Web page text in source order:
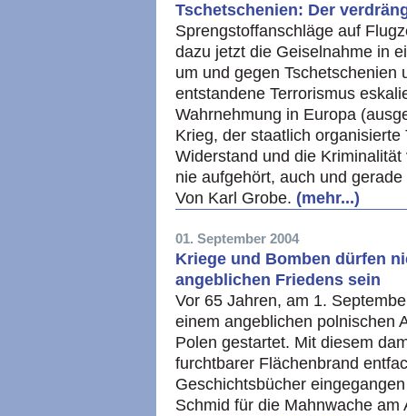
Tschetschenien: Der
Sprengstoffanschläge auf
dazu jetzt die Geiselnahme in
um und gegen Tschetschenien
entstandene Terrorismus
Wahrnehmung in Europa
Krieg, der staatlich
Widerstand und die
nie aufgehört, auch und
Von Karl Grobe. (mehr...)
01. September 2004
Kriege und Bomben dürfen
angeblichen Friedens sein
Vor 65 Jahren, am 1.
einem angeblichen polnischen
Polen gestartet. Mit diesem
furchtbarer Flächenbrand
Geschichtsbücher
Schmid für die Mahnwache